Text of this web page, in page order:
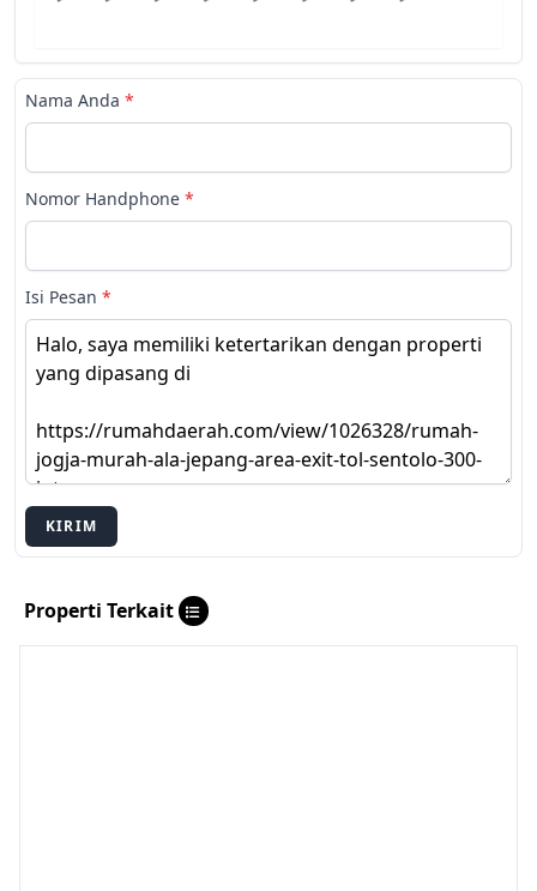
Nama Anda *
Nomor Handphone *
Isi Pesan *
KIRIM
Properti Terkait